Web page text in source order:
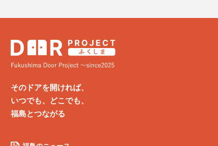
そのドアを開ければ、
いつでも、どこでも、
福島とつながる